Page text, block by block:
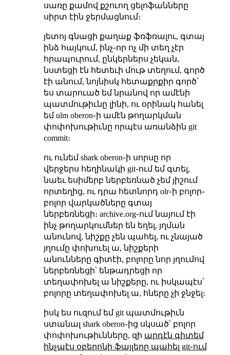
սառը քամով քշուող ցելոֆանները
սիրտ էին ջերմացնում։
յետոյ գնացի քաղաք ֆռֆռալու, գտայ
ինձ հայկում, ինչ֊որ ոչ մի տեղ չէր
հրապուրում, ընկերներս չեկան,
նստեցի էն հետեւի մութ տեղում, գործ
էի անում, նոյնիսկ հետաքրքիր գործ՝
ես տարուած եմ նրանով որ ամէնի
պատմութիւնը լինի, ու օրինակ հանել
եմ ulm oberon֊ի ամէն թողարկման
փոփոխութիւնը որպէս առանձին git
commit։
ու ունեմ shark oberon֊ի սորսը որ
վերջերս հեղինակի git֊ում եմ գտել,
նաեւ եսիմերբ ներբեռնած չեմ յիշում
որտեղից, ու դրա հետնորդ olr֊ի բոլոր֊
բոլոր վարկածները գտայ
ներբեռնեցի։ archive.org֊ում նայում էի
ինչ թողարկումներ են եղել, յղման
անունով, նիշքը չեն պահել, ու չնայած
յղումը փոխուել ա, նիշքերի
անունները գիտէի, բոլորը նոր յղումով
ներբեռնեցի՝ ենթադրեցի որ
տեղափոխել ա նիշքերը, ու իսկապէս՝
բոլորը տեղափոխել ա, հները չի ջնջել։
իսկ ես ուզում եմ git պատմութիւն
ստանալ shark oberon֊ից սկսած՝ բոլոր
փոփոխութիւնները, զի արդէն գիտեմ
ինչպէս օբերոնի ֆայլերը պահել git֊ում